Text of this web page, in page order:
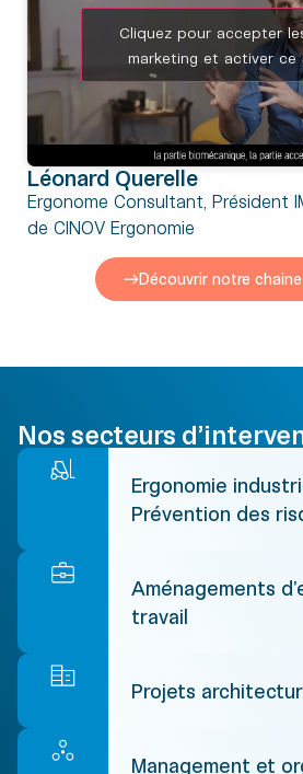
Cliquez pour accepter
marketing et activer ce
Léonard Querelle
Ergonome Consultant, Président
de CINOV Ergonomie
Découvrir notre
Nos secteurs
Ergonomie
Prévention des
Aménagements
travail
Projets
Management et